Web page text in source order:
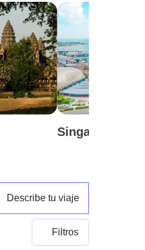
Singapur
Describe tu viaje
Filtros